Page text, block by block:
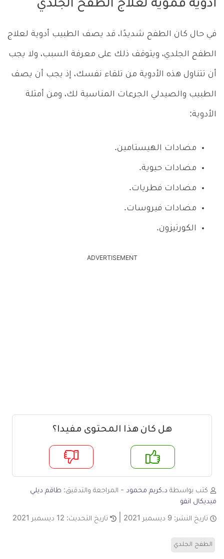
أدوية فموية لعلاج الطفح الجلدي
في حال كان الطفح شديدًا، قد يصف الطبيب أدوية لعلاج
الطفح الجلدي، ويتوقف ذلك على معرفة السبب، ولا يجب
أن تتناول هذه الأدوية من تلقاء نفسك، إذ يجب أن يصف
الطبيب والصيدلي الجرعات المناسبة لك، ومن أمثلة
الأدوية:
مضادات الهيستامين.
مضادات حيوية.
مضادات فطريات.
مضادات فيروسات.
الكورتيزون.
ADVERTISEMENT
هل كان هذا المحتوى مفيدا؟
لا
كتب بواسطة د.كريم محمود - المراجعة والتدقيق: طاقم ديلي
ميديكال انفو
تاريخ النشر: 9 ديسمبر 2021 تاريخ التحديث: 12 ديسمبر 2021
الطفح الجلدي